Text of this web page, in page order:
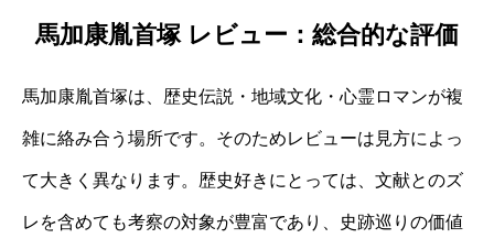
馬加康胤首塚 レビュー：総合的な評価
馬加康胤首塚は、歴史伝説・地域文化・心霊ロマンが複
雑に絡み合う場所です。そのためレビューは見方によっ
て大きく異なります。歴史好きにとっては、文献とのズ
レを含めても考察の対象が豊富であり、史跡巡りの価値